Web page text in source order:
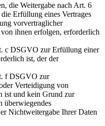
die Weitergabe nach Art. 6
Erfüllung eines Vertrages
vorvertraglicher
ihnen erfolgen, erforderlich
c DSGVO zur Erfüllung einer
ist, der der
f DSGVO zur
Verteidigung von
ist und kein Grund zur
überwiegendes
Nichtweitergabe Ihrer Daten